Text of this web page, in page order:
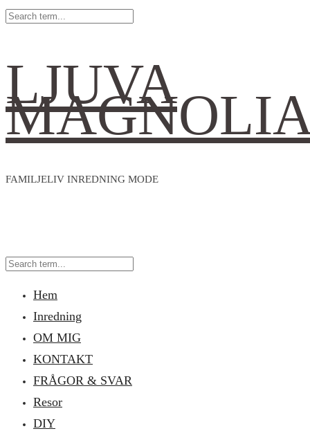
LJUVA
FAMILJELIV INREDNING MODE
Hem
Inredning
OM MIG
KONTAKT
FRÅGOR & SVAR
Resor
DIY